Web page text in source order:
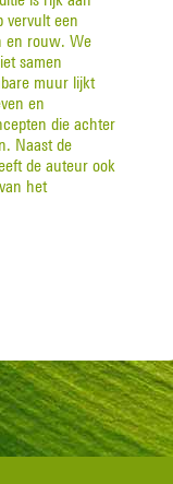
vervult een
en rouw. We
samen
muur lijkt
en
die achter
Naast de
de auteur ook
het